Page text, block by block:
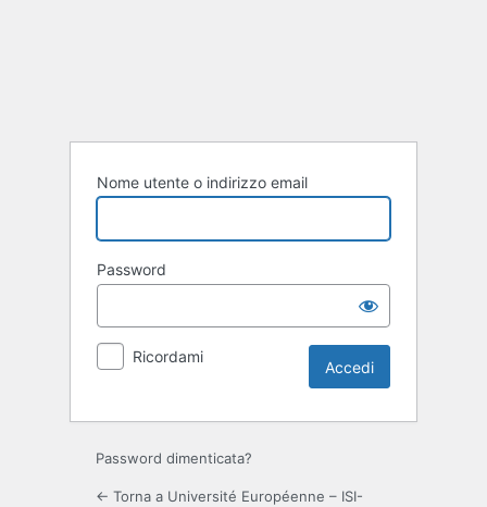
Nome utente o indirizzo email
Password
Ricordami
Password dimenticata?
← Torna a Université Européenne – ISI-